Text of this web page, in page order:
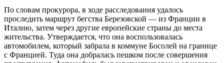
По словам прокурора, в ходе расследования удалось
проследить маршрут бегства Березовской — из Франции в
Италию, затем через другие европейские страны до места
жительства. Утверждается, что она воспользовалась
автомобилем, который забрала в коммуне Босолей на границе
с Францией. Туда она добралась пешком после совершения